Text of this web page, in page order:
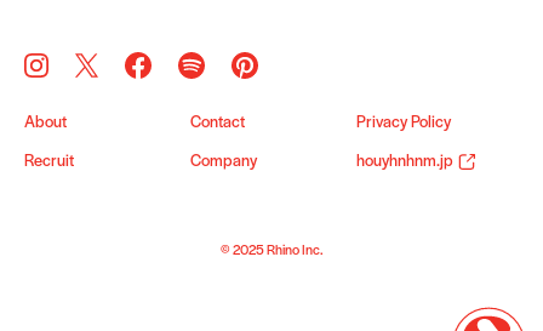
About Contact Privacy Policy
Recruit Company houyhnhnm.jp
© 2025 Rhino Inc.